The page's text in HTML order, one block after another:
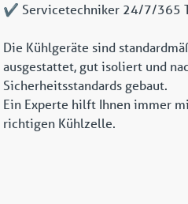
✔️ Servicetechniker 24/7/365
Die Kühlgeräte sind
ausgestattet, gut isoliert und
Sicherheitsstandards gebaut.
Ein Experte hilft Ihnen immer
richtigen Kühlzelle.